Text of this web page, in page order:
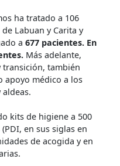
ha tratado a 106
Labuan y Carita y
a 677 pacientes. En
Más adelante,
transición, también
apoyo médico a los
kits de higiene a 500
en sus siglas en
de acogida y en